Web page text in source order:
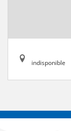
indisponible